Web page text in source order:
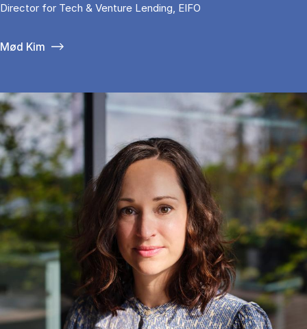
Di­rector for Tech & Ven­tu­re Len­ding, EIFO
Mød Kim